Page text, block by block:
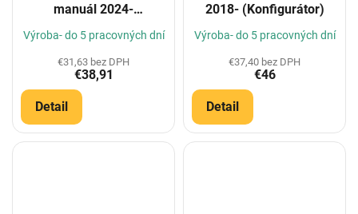
manuál 2024-
(Konfigurátor)
Výroba- do 5 pracovných dní
€31,63 bez DPH
€38,91
Detail
2018- (Konfigurátor)
Výroba- do 5 pracovných dní
€37,40 bez DPH
€46
Detail